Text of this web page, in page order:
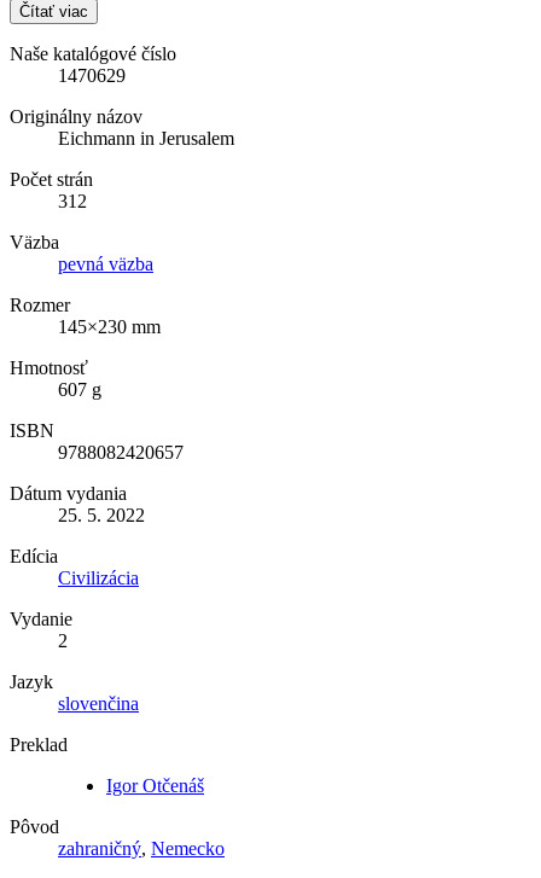
Čítať viac
Naše katalógové číslo
1470629
Originálny názov
Eichmann in Jerusalem
Počet strán
312
Väzba
pevná väzba
Rozmer
145×230 mm
Hmotnosť
607 g
ISBN
9788082420657
Dátum vydania
25. 5. 2022
Edícia
Civilizácia
Vydanie
2
Jazyk
slovenčina
Preklad
Igor Otčenáš
Pôvod
zahraničný, Nemecko